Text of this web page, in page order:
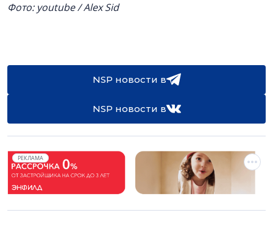
Фото: youtube / Alex Sid
NSP новости в
NSP новости в
РЕКЛАМА